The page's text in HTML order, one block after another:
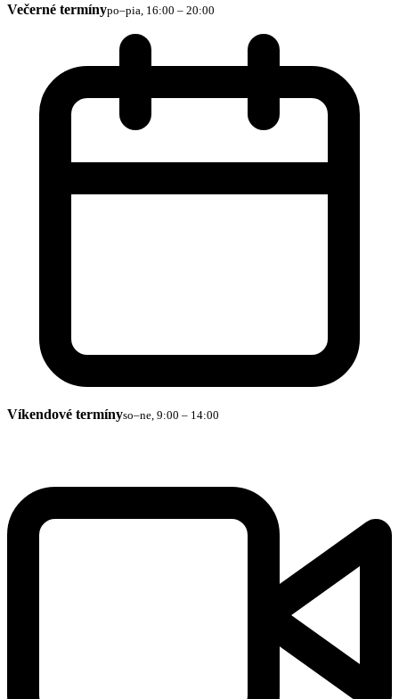
Večerné termínypo–pia, 16:00 – 20:00
Víkendové termínyso–ne, 9:00 – 14:00